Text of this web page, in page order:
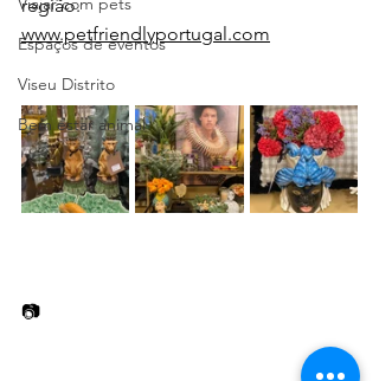
Espaços de eventos
Viseu Distrito
Bem estar animal
região.
www.petfriendlyportugal.com
📷